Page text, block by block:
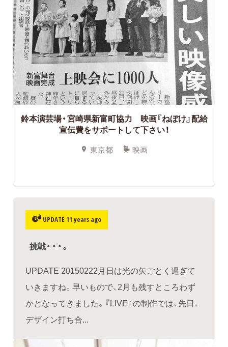
鈴本演芸場・宮崎県新富町協力 映画『ねぼけ』配給
宣伝費をサポートして下さい！
東京都 映画
UPDATE 11 years ago
挑戦・・・。
UPDATE 20150222月日は光の矢ごとく過ぎて
いきますね。早いもので、2月も残すところわず
かとなってきました。『LIVE』の制作では、先日、
デザイン打ち合...